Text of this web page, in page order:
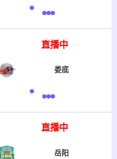
直播中
娄底
直播中
岳阳